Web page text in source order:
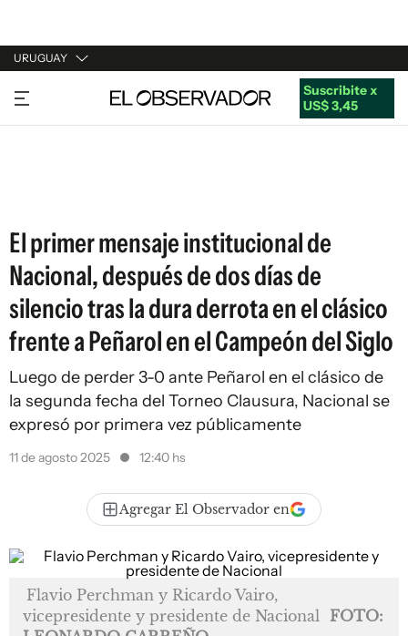
URUGUAY
URUGUAY
ARGENTINA
Suscribite x
US$ 3,45
El primer mensaje institucional de
Nacional, después de dos días de
silencio tras la dura derrota en el clásico
frente a Peñarol en el Campeón del Siglo
Luego de perder 3-0 ante Peñarol en el clásico de
la segunda fecha del Torneo Clausura, Nacional se
expresó por primera vez públicamente
11 de agosto 2025 12:40 hs
Agregar El Observador en
Flavio Perchman y Ricardo Vairo,
vicepresidente y presidente de Nacional FOTO: